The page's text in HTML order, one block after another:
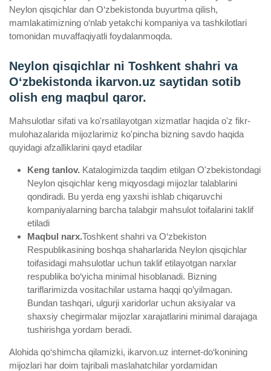
Neylon qisqichlar dan O‘zbekistonda buyurtma qilish,
mamlakatimizning o‘nlab yetakchi kompaniya va tashkilotlari
tomonidan muvaffaqiyatli foydalanmoqda.
Neylon qisqichlar ni Toshkent shahri va
Oʻzbekistonda ikarvon.uz saytidan sotib
olish eng maqbul qaror.
Mahsulotlar sifati va ko'rsatilayotgan xizmatlar haqida o'z fikr-
mulohazalarida mijozlarimiz ko'pincha bizning savdo haqida
quyidagi afzalliklarini qayd etadilar
Keng tanlov. Katalogimizda taqdim etilgan O'zbekistondagi
Neylon qisqichlar keng miqyosdagi mijozlar talablarini
qondiradi. Bu yerda eng yaxshi ishlab chiqaruvchi
kompaniyalarning barcha talabgir mahsulot toifalarini taklif
etiladi
Maqbul narx.Toshkent shahri va O‘zbekiston
Respublikasining boshqa shaharlarida Neylon qisqichlar
toifasidagi mahsulotlar uchun taklif etilayotgan narxlar
respublika bo‘yicha minimal hisoblanadi. Bizning
tariflarimizda vositachilar ustama haqqi qo’yilmagan.
Bundan tashqari, ulgurji xaridorlar uchun aksiyalar va
shaxsiy chegirmalar mijozlar xarajatlarini minimal darajaga
tushirishga yordam beradi.
Alohida qo‘shimcha qilamizki, ikarvon.uz internet-do‘konining
mijozlari har doim tajribali maslahatchilar yordamidan